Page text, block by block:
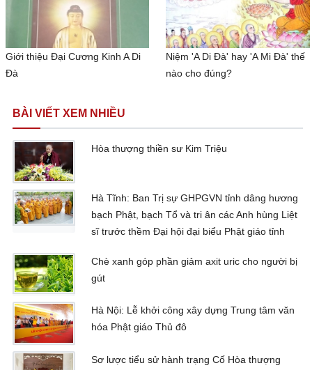
Giới thiệu Đại Cương Kinh A Di
Đà
Niệm 'A Di Đà' hay 'A Mi Đà' thế
nào cho đúng?
BÀI VIẾT XEM NHIỀU
Hòa thượng thiền sư Kim Triệu
Hà Tĩnh: Ban Trị sự GHPGVN tỉnh dâng hương
bạch Phật, bạch Tổ và tri ân các Anh hùng Liệt
sĩ trước thềm Đại hội đại biểu Phật giáo tỉnh
Chè xanh góp phần giảm axit uric cho người bị
gút
Hà Nội: Lễ khởi công xây dựng Trung tâm văn
hóa Phật giáo Thủ đô
Sơ lược tiểu sử hành trạng Cố Hòa thượng